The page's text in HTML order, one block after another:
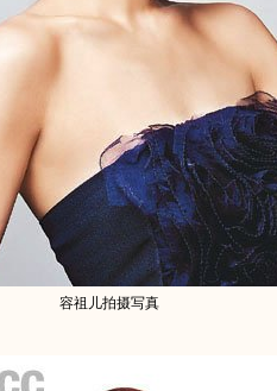
容祖儿拍摄写真